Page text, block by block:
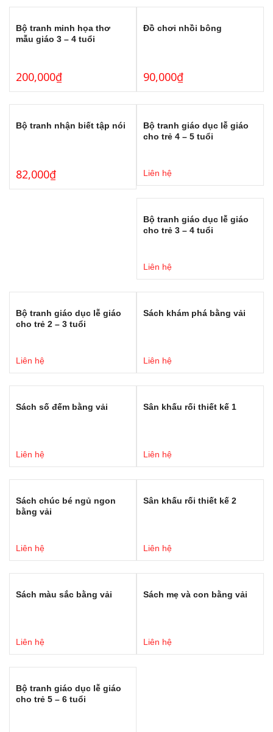
Bộ tranh minh họa thơ
mẫu giáo 3 – 4 tuổi
200,000₫
Đồ chơi nhồi bông
90,000₫
Bộ tranh nhận biết tập nói
82,000₫
Bộ tranh giáo dục lễ giáo
cho trẻ 4 – 5 tuổi
Liên hệ
Bộ tranh giáo dục lễ giáo
cho trẻ 3 – 4 tuổi
Liên hệ
Bộ tranh giáo dục lễ giáo
cho trẻ 2 – 3 tuổi
Liên hệ
Sách khám phá bằng vải
Liên hệ
Sách số đếm bằng vải
Liên hệ
Sân khấu rối thiết kế 1
Liên hệ
Sách chúc bé ngủ ngon
bằng vải
Liên hệ
Sân khấu rối thiết kế 2
Liên hệ
Sách màu sắc bằng vải
Liên hệ
Sách mẹ và con bằng vải
Liên hệ
Bộ tranh giáo dục lễ giáo
cho trẻ 5 – 6 tuổi